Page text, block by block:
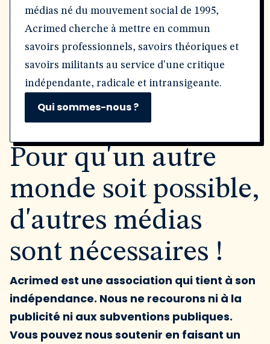
médias né du mouvement social de 1995,
Acrimed cherche à mettre en commun
savoirs professionnels, savoirs théoriques et
savoirs militants au service d'une critique
indépendante, radicale et intransigeante.
Qui sommes-nous ?
Pour qu'un autre
monde soit possible,
d'autres médias
sont nécessaires !
Acrimed est une association qui tient à son
indépendance. Nous ne recourons ni à la
publicité ni aux subventions publiques.
Vous pouvez nous soutenir en faisant un